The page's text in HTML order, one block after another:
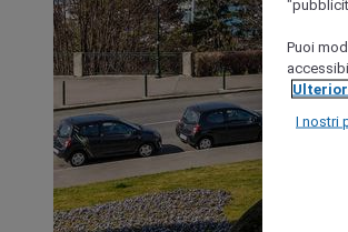
Puoi
I nostri